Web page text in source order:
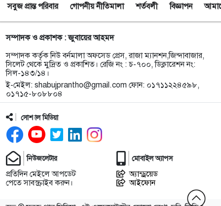
নয়াদিল্লিতে সাজাপ্রাপ্ত গণহত্যাকারী শেখ হাসিনাকে
সংবাদমাধ্যমের মুখোমুখি হতে দেওয়ায় ঢাকার তীব্র ক্ষোভ
৯
বড়লেখায় গণভোটের রায় ও জুলাই সনদ বাস্তবায়নের
দাবিতে জামায়াতের সমাবেশ ও গণমিছিল
১০
গোয়াইনঘাটে ১৭০ বোতল ভারতীয় ইস্কাফ কফ সিরাপ
উদ্ধার, গ্রেপ্তার ১
১১
জুলাই গণঅভ্যুত্থান দিবস উপলক্ষে জকিগঞ্জে আলোচনা
সভা
১২
জকিগঞ্জে নিরাপদ ও টেকসই কৃষি নিশ্চিতে জৈবিক উপাদান
ব্যবহারে নারীদের অংশগ্রহণ বিষয়ক মতবিনিময় সভা
১৩
টাঙ্গুয়ার হাওর অবৈধভাবে অনুপ্রবেশের দায়ে ৬ হাউসবোটে
সবুজ প্রান্ত পরিবার গোপনীয় নীতিমালা শর্তবলী বিজ্ঞাপন
সম্পাদক ও প্রকাশক : জুবায়ের আহমদ
সম্পাদক কর্তৃক নিউ বর্নমালা অফসেড প্রেস, রাজা ম্যানশন,জিন্দাবাজার,
সিলেট থেকে মুদ্রিত ও প্রকাশিত। রেজি নং : চ-৭০০, ডিক্লারেশন নং:
সিল-১৪৩/১৪।
ই-মেইল: shabujprantho@gmail.com ফোন: ০১৭১১২২৪৫৯৮,
০১৭১৫-৮০৮৮০৪
সোশ্যাল মিডিয়া
নিউজলেটার
প্রতিদিন মেইলে আপডেট
পেতে সাবস্ক্রাইব করুন।
মোবাইল অ্যাপস
অ্যান্ড্রয়েড
আইফোন